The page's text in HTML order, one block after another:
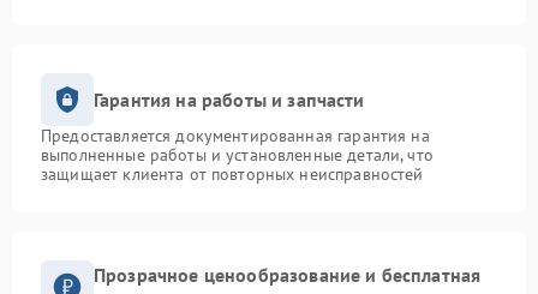
Гарантия на работы и запчасти
Предоставляется документированная гарантия на
выполненные работы и установленные детали, что
защищает клиента от повторных неисправностей
Прозрачное ценообразование и бесплатная